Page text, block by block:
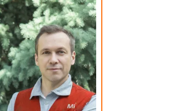
от 3600 ₽